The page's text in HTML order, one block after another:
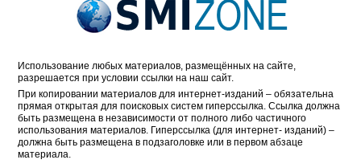
Использование любых материалов, размещённых на сайте,
разрешается при условии ссылки на наш сайт.
При копировании материалов для интернет-изданий – обязательна
прямая открытая для поисковых систем гиперссылка. Ссылка должна
быть размещена в независимости от полного либо частичного
использования материалов. Гиперссылка (для интернет- изданий) –
должна быть размещена в подзаголовке или в первом абзаце
материала.